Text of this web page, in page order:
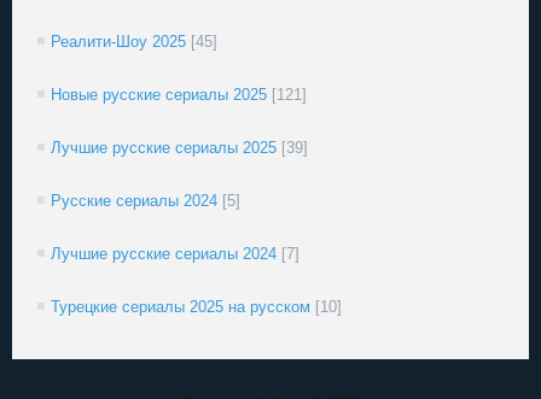
Реалити-Шоу 2025 [45]
Новые русские сериалы 2025 [121]
Лучшие русские сериалы 2025 [39]
Русские сериалы 2024 [5]
Лучшие русские сериалы 2024 [7]
Турецкие сериалы 2025 на русском [10]